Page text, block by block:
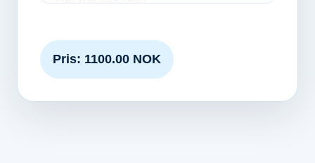
Pris: 1100.00 NOK